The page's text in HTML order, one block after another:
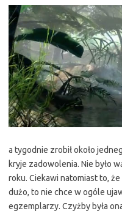
a tygodnie zrobił około
kryje zadowolenia. Nie było
roku. Ciekawi natomiast to,
dużo, to nie chce w ogóle
egzemplarzy. Czyżby była